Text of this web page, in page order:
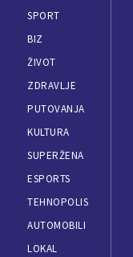
SPORT
BIZ
ŽIVOT
ZDRAVLJE
PUTOVANJA
KULTURA
SUPERŽENA
ESPORTS
TEHNOPOLIS
AUTOMOBILI
LOKAL